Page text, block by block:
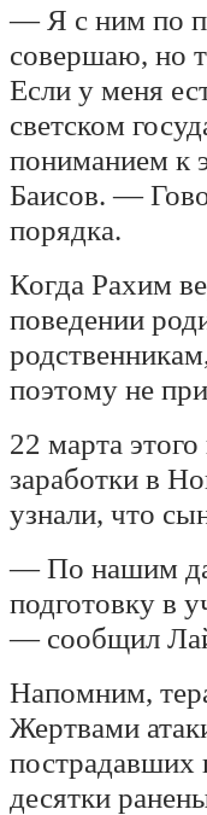
— Я с ним по
совершаю, но
Если у меня
светском
пониманием к
Баисов. —
порядка.
Когда Рахим
поведении
поэтому не
22 марта
заработки в
узнали, что
— По нашим
подготовку в
— сообщил
Напомним,
Жертвами
пострадавших
десятки